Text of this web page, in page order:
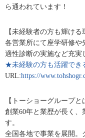
ら通われています！
【未経験者の方も輝ける
各営業所にて座学研修や
適性診断の実施など充実
★未経験の方も活躍でき
URL:https://
【トーショーグループと
創業60年と業歴が長く
す。
全国各地で事業を展開。